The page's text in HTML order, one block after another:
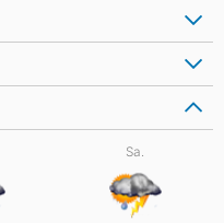
Sa.